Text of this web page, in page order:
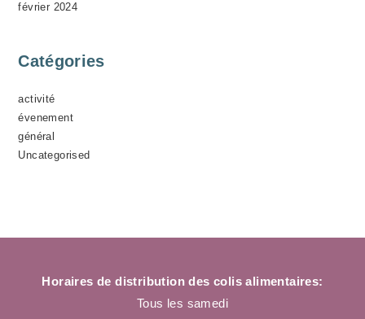
février 2024
Catégories
activité
évenement
général
Uncategorised
Horaires de distribution des colis alimentaires:
Tous les samedi